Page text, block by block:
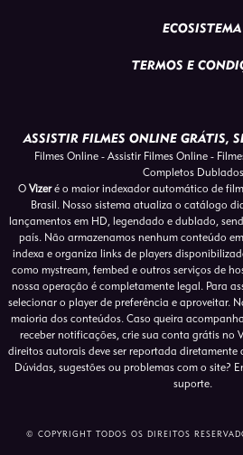
ECOSISTEMA
TERMOS E
ASSISTIR FILMES ONLINE GRÁTIS,
Filmes Online - Assistir Filmes Online -
Completos Dublados
O Vizeré o maior indexador automático de
Brasil. Nosso sistema atualiza o catálogo
lançamentos em HD, legendado e dublado,
país. Não armazenamos nenhum conteúdo
indexa e organiza links de players
como mystream, fembed e outros serviços de
nossa operação é completamente legal. Para
selecionar o player de preferência e aproveitar.
maioria dos conteúdos. Caso queira
receber notificações, crie sua conta grátis no
direitos autorais deve ser reportada
Dúvidas, sugestões ou problemas com o site?
suporte.
© COPYRIGHT TODOS OS DIREITOS